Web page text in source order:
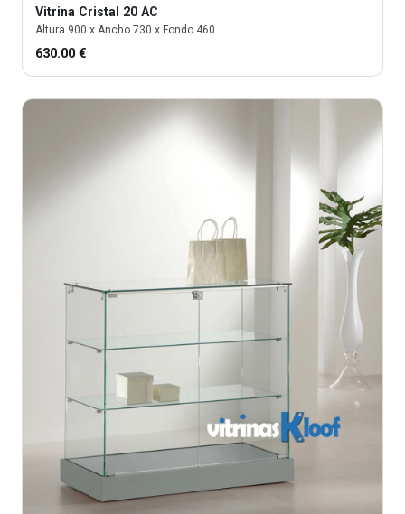
Vitrina Cristal 20 AC
Altura 900 x Ancho 730 x Fondo 460
630.00 €